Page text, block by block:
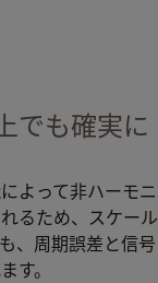
でも確実に
よって非ハーモニ
るため、スケール
、周期誤差と信号
す。